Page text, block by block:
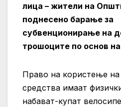
лица – жители на
поднесено барање за
субвенционирање на
трошоците по основ
Право на користење
средства имаат
набават-купат